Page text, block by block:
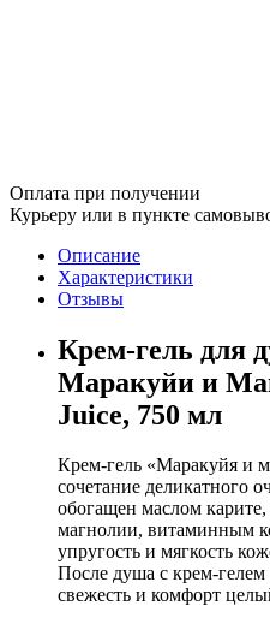
Оплата при получении
Курьеру или в пункте
Описание
Характеристики
Отзывы
Крем-гель для
Маракуйи и
Juice, 750 мл
Крем-гель «Маракуйя и
сочетание деликатного
обогащен маслом
магнолии, витаминным
упругость и мягкость
После душа с крем-
свежесть и комфорт